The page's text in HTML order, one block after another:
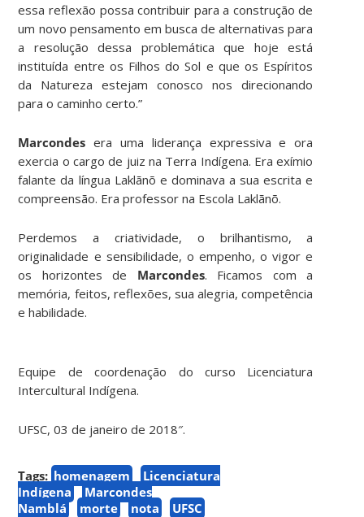
essa reflexão possa contribuir para a construção de
um novo pensamento em busca de alternativas para
a resolução dessa problemática que hoje está
instituída entre os Filhos do Sol e que os Espíritos
da Natureza estejam conosco nos direcionando
para o caminho certo.”
Marcondes era uma liderança expressiva e ora
exercia o cargo de juiz na Terra Indígena. Era exímio
falante da língua Laklãnõ e dominava a sua escrita e
compreensão. Era professor na Escola Laklãnõ.
Perdemos a criatividade, o brilhantismo, a
originalidade e sensibilidade, o empenho, o vigor e
os horizontes de Marcondes. Ficamos com a
memória, feitos, reflexões, sua alegria, competência
e habilidade.
Equipe de coordenação do curso Licenciatura
Intercultural Indígena.
UFSC, 03 de janeiro de 2018″.
Tags: homenagem
Licenciatura
Indígena
Marcondes
Namblá
morte nota UFSC